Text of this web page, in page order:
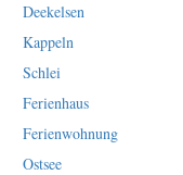
Deekelsen
Kappeln
Schlei
Ferienhaus
Ferienwohnung
Ostsee